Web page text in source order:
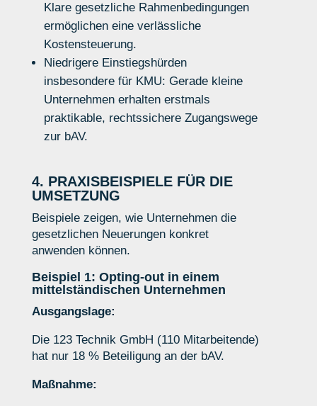
Klare gesetzliche Rahmenbedingungen
ermöglichen eine verlässliche
Kostensteuerung.
Niedrigere Einstiegshürden
insbesondere für KMU: Gerade kleine
Unternehmen erhalten erstmals
praktikable, rechtssichere Zugangswege
zur bAV.
4. PRAXISBEISPIELE FÜR DIE
UMSETZUNG
Beispiele zeigen, wie Unternehmen die
gesetzlichen Neuerungen konkret
anwenden können.
Beispiel 1: Opting-out in einem
mittelständischen Unternehmen
Ausgangslage:
Die 123 Technik GmbH (110 Mitarbeitende)
hat nur 18 % Beteiligung an der bAV.
Maßnahme: